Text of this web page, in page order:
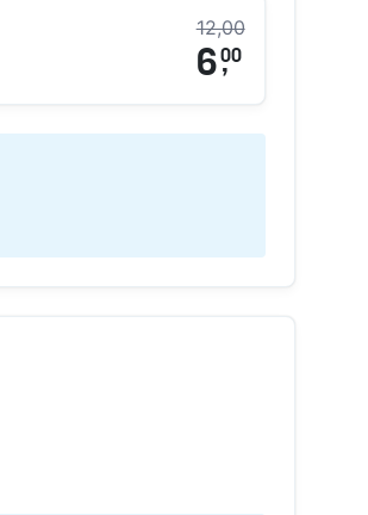
12,00
6,
00